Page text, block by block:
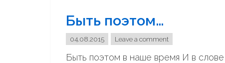
Быть поэтом…
04.08.2015 Leave a comment
Быть поэтом в наше время И в слове